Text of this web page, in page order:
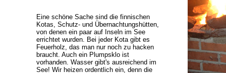
Eine schöne Sache sind die finnischen
Kotas, Schutz- und Übernachtungshütten,
von denen ein paar auf Inseln im See
errichtet wurden. Bei jeder Kota gibt es
Feuerholz, das man nur noch zu hacken
braucht. Auch ein Plumpsklo ist
vorhanden. Wasser gibt's ausreichend im
See! Wir heizen ordentlich ein, denn die